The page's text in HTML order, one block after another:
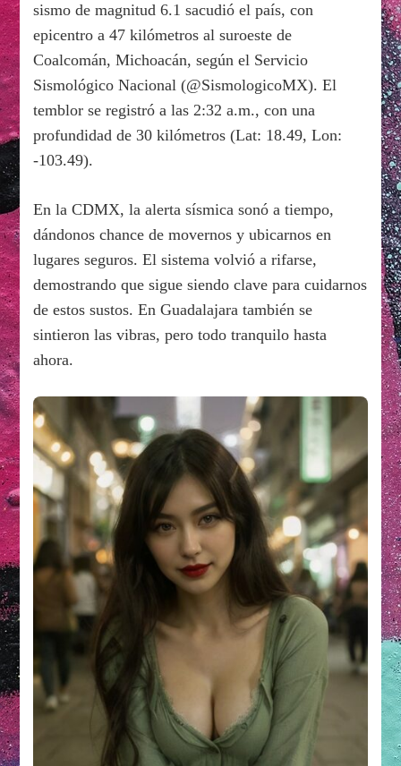
sismo de magnitud 6.1 sacudió el país, con
epicentro a 47 kilómetros al suroeste de
Coalcomán, Michoacán, según el Servicio
Sismológico Nacional (@SismologicoMX). El
temblor se registró a las 2:32 a.m., con una
profundidad de 30 kilómetros (Lat: 18.49, Lon:
-103.49).
En la CDMX, la alerta sísmica sonó a tiempo,
dándonos chance de movernos y ubicarnos en
lugares seguros. El sistema volvió a rifarse,
demostrando que sigue siendo clave para cuidarnos
de estos sustos. En Guadalajara también se
sintieron las vibras, pero todo tranquilo hasta
ahora.